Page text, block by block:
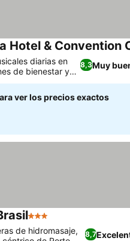
Hotel & Convention
8,3Muy
diarias en
de bienestar y
ver los precios exactos
3 Estrellas
8,7
de hidromasaje,